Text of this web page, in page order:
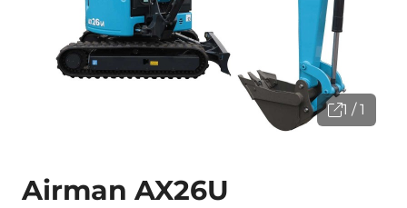
1 / 1
Airman AX26U